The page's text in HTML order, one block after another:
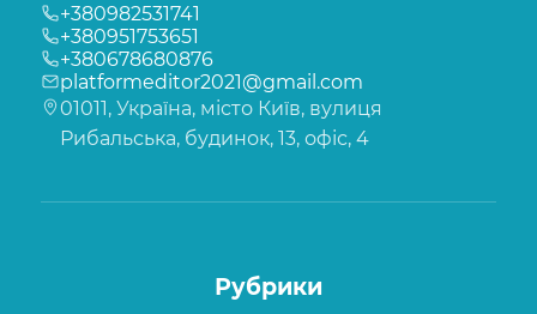
+380982531741
+380951753651
+380678680876
platformeditor2021@gmail.com
01011, Україна, місто Київ, вулиця
Рибальська, будинок, 13, офіс, 4
Рубрики